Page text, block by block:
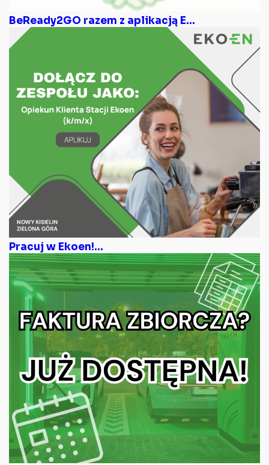
BeReady2GO razem z aplikacją E...
Pracuj w Ekoen!...